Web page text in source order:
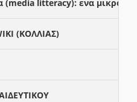
(media litteracy): ενα μικρο
(ΚΟΛΛΙΑΣ)